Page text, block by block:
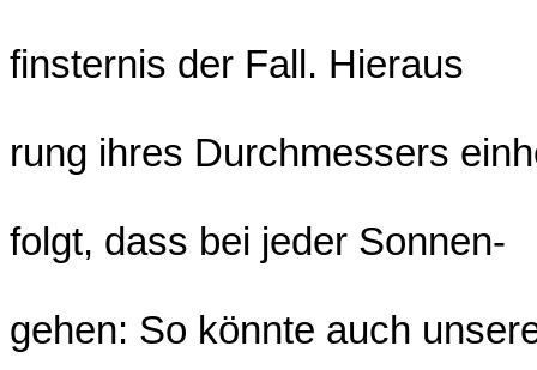
finsternis der Fall. Hieraus
rung ihres Durchmessers
folgt, dass bei jeder Sonnen-
gehen: So könnte auch